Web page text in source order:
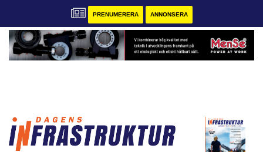
PRENUMERERA ANNONSERA